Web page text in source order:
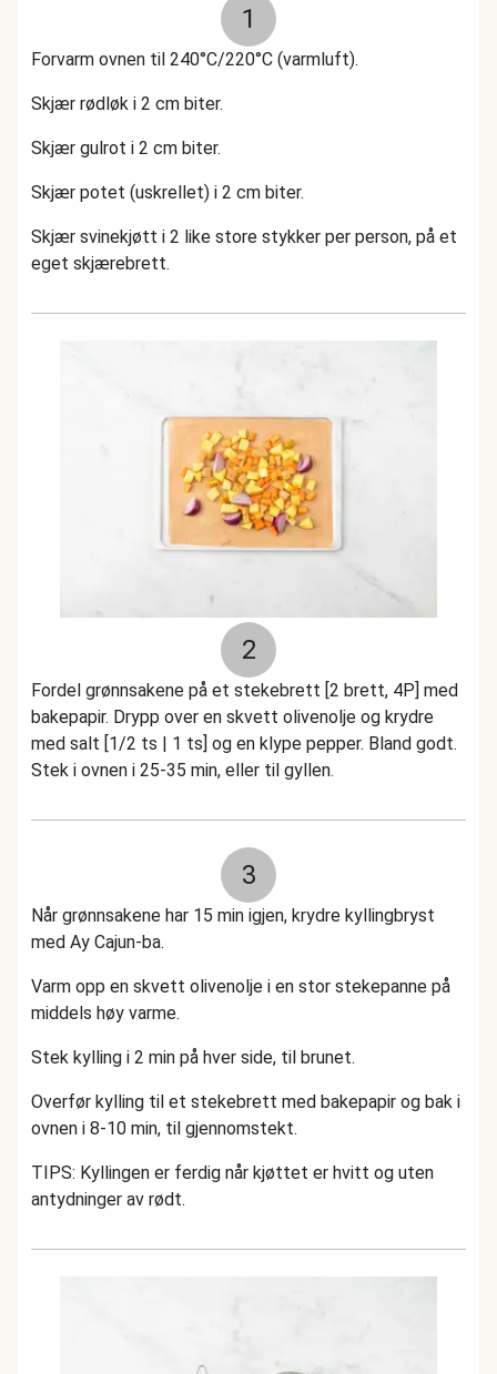
1
Forvarm ovnen til 240°C/220°C (varmluft).
Skjær rødløk i 2 cm biter.
Skjær gulrot i 2 cm biter.
Skjær potet (uskrellet) i 2 cm biter.
Skjær svinekjøtt i 2 like store stykker per person, på et
eget skjærebrett.
2
Fordel grønnsakene på et stekebrett [2 brett, 4P] med
bakepapir. Drypp over en skvett olivenolje og krydre
med salt [1/2 ts | 1 ts] og en klype pepper. Bland godt.
Stek i ovnen i 25-35 min, eller til gyllen.
3
Når grønnsakene har 15 min igjen, krydre kyllingbryst
med Ay Cajun-ba.
Varm opp en skvett olivenolje i en stor stekepanne på
middels høy varme.
Stek kylling i 2 min på hver side, til brunet.
Overfør kylling til et stekebrett med bakepapir og bak i
ovnen i 8-10 min, til gjennomstekt.
TIPS: Kyllingen er ferdig når kjøttet er hvitt og uten
antydninger av rødt.